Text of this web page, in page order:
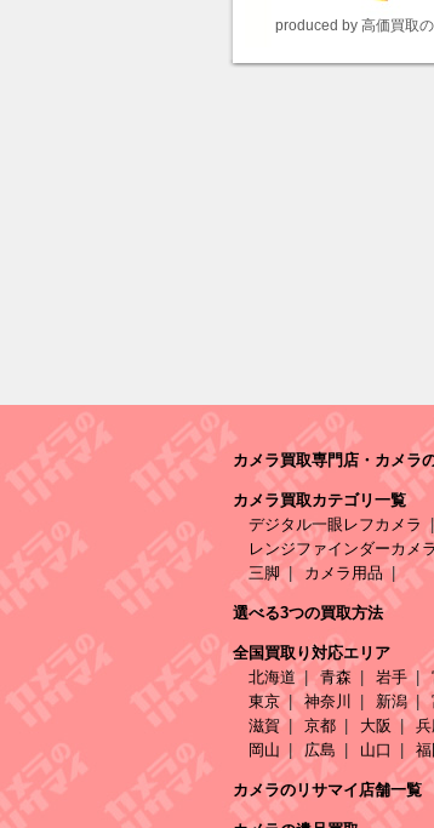
produced by 高価買取
カメラ買取専門店・カメラ
カメラ買取カテゴリ一覧
デジタル一眼レフカメラ
レンジファインダーカメラ
三脚
カメラ用品
選べる3つの買取方法
全国買取り対応エリア
北海道
青森 岩手
東京
神奈川 新潟
滋賀
京都 大阪
岡山
広島 山口 福
カメラのリサマイ店舗一覧